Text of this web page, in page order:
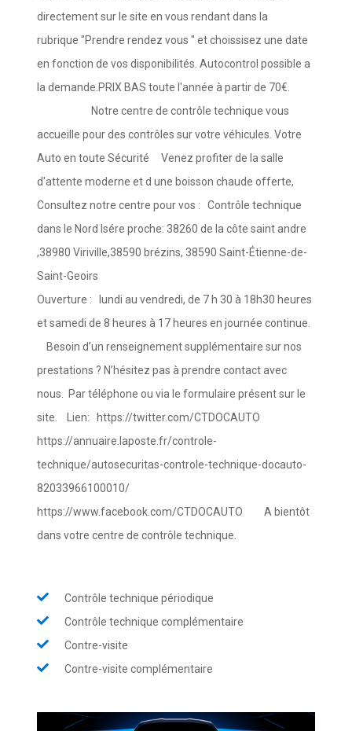
directement sur le site en vous rendant dans la
rubrique "Prendre rendez vous " et choissisez une date
en fonction de vos disponibilités. Autocontrol possible a
la demande.PRIX BAS toute l'année à partir de 70€.
Notre centre de contrôle technique vous
accueille pour des contrôles sur votre véhicules. Votre
Auto en toute Sécurité Venez profiter de la salle
d'attente moderne et d une boisson chaude offerte,
Consultez notre centre pour vos : Contrôle technique
dans le Nord Isére proche: 38260 de la côte saint andre
,38980 Viriville,38590 brézins, 38590 Saint-Étienne-de-
Saint-Geoirs
Ouverture : lundi au ­vendredi, de 7 h 30 à 18h30 heures
et samedi de 8 heures à 17 heures en journée continue.
Besoin d’un renseignement supplémentaire sur nos
prestations ? N’hésitez pas à prendre contact avec
nous. Par téléphone ou via le formulaire présent sur le
site. Lien: https://twitter.com/CTDOCAUTO
https://annuaire.laposte.fr/controle-
technique/autosecuritas-controle-technique-docauto-
82033966100010/
https://www.facebook.com/CTDOCAUTO A bientôt
dans votre centre de contrôle technique.
Contrôle technique périodique
Contrôle technique complémentaire
Contre-visite
Contre-visite complémentaire